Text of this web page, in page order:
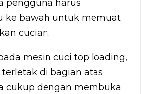
pengguna harus
ke bawah untuk memuat
cucian.
mesin cuci top loading,
di bagian atas
cukup dengan membuka